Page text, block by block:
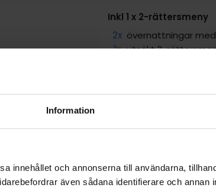
Information
innehållet och annonserna till användarna,
även sådana identifierare och annan
Inkl 1 x 2-rättersmeny
2x övernattningar
1x utsökt 2-
Gratis parkering i
1x 1 fl. vatten på